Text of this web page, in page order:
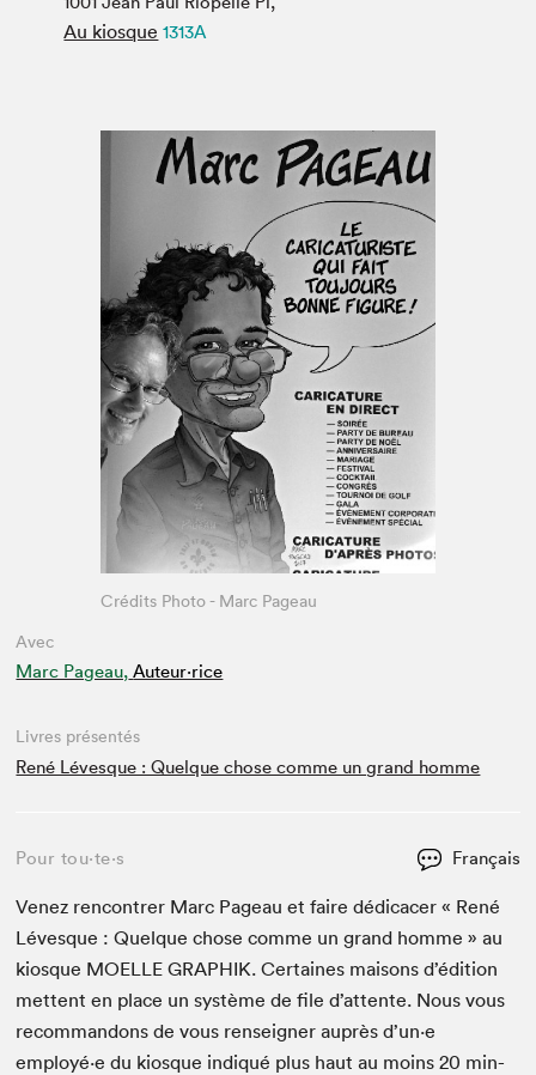
Espace médias
Au kiosque 1313A
Avec
Marc Pageau, Auteur·rice
Crédits Photo - Marc Pageau
Livres présentés
René Lévesque : Quelque chose comme un grand homme
Pour tou⋅te⋅s Français
Venez ren­con­tr­er Marc Pageau et faire dédi­cac­er « René
Lévesque : Quelque chose comme un grand homme » au
kiosque MOELLE GRAPHIK. Cer­taines maisons d’édi­tion
met­tent en place un sys­tème de file d’at­tente. Nous vous
recom­man­dons de vous ren­seign­er auprès d’un·e
employé·e du kiosque indiqué plus haut au moins20 min­